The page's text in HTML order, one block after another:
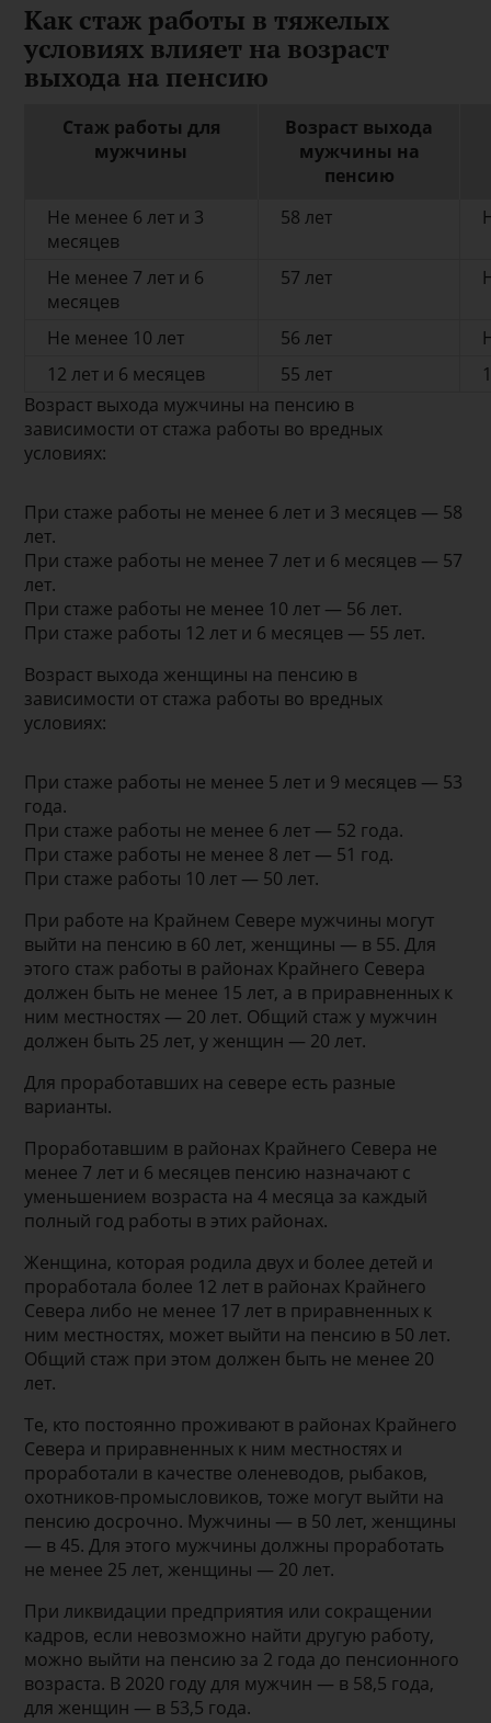
Как стаж работы в тяжелых
условиях влияет на возраст
выхода на пенсию
Стаж работы для
мужчины
Возраст выхода
мужчины на
пенсию
Не менее 6 лет и 3
месяцев
58 лет
Не менее 7 лет и 6
месяцев
57 лет
Не менее 10 лет 56 лет
12 лет и 6 месяцев
55 лет
Возраст выхода мужчины на пенсию в
зависимости от стажа работы во вредных
условиях:
При стаже работы не менее 6 лет и 3 месяцев — 58
лет.
При стаже работы не менее 7 лет и 6 месяцев — 57
лет.
При стаже работы не менее 10 лет — 56 лет.
При стаже работы 12 лет и 6 месяцев — 55 лет.
Возраст выхода женщины на пенсию в
зависимости от стажа работы во вредных
условиях:
При стаже работы не менее 5 лет и 9 месяцев — 53
года.
При стаже работы не менее 6 лет — 52 года.
При стаже работы не менее 8 лет — 51 год.
При стаже работы 10 лет — 50 лет.
При работе на Крайнем Севере мужчины могут
выйти на пенсию в 60 лет, женщины — в 55. Для
этого стаж работы в районах Крайнего Севера
должен быть не менее 15 лет, а в приравненных к
ним местностях — 20 лет. Общий стаж у мужчин
должен быть 25 лет, у женщин — 20 лет.
Для проработавших на севере есть разные
варианты.
Проработавшим в районах Крайнего Севера не
менее 7 лет и 6 месяцев пенсию назначают с
уменьшением возраста на 4 месяца за каждый
полный год работы в этих районах.
Женщина, которая родила двух и более детей и
проработала более 12 лет в районах Крайнего
Севера либо не менее 17 лет в приравненных к
ним местностях, может выйти на пенсию в 50 лет.
Общий стаж при этом должен быть не менее 20
лет.
Те, кто постоянно проживают в районах Крайнего
Севера и приравненных к ним местностях и
проработали в качестве оленеводов, рыбаков,
охотников-промысловиков, тоже могут выйти на
пенсию досрочно. Мужчины — в 50 лет, женщины
— в 45. Для этого мужчины должны проработать
не менее 25 лет, женщины — 20 лет.
При ликвидации предприятия или сокращении
кадров, если невозможно найти другую работу,
можно выйти на пенсию за 2 года до пенсионного
возраста. В 2020 году для мужчин — в 58,5 года,
для женщин — в 53,5 года.